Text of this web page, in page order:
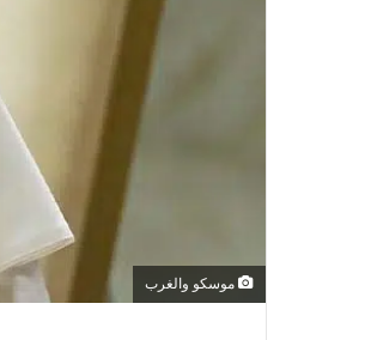
موسكو والغرب